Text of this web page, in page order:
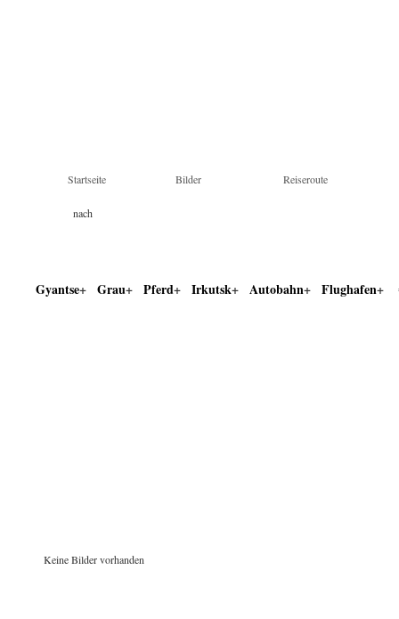
Startseite Bilder Reiseroute
nach
Gyantse Grau Pferd Irkutsk Autobahn Flughafen
Keine Bilder vorhanden